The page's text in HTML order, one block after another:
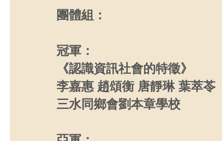
團體組：
冠軍：
《認識資訊社會的特徵》
李嘉惠 趙頌衡 唐靜琳 葉萃苓
三水同鄉會劉本章學校